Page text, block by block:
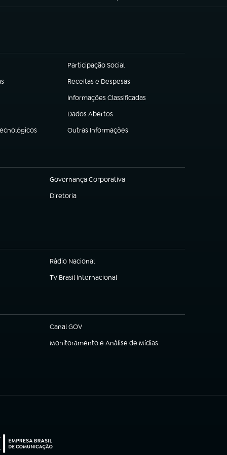
Participação Social
(abre em nova aba)
Receitas e Despesas
(abre em nova aba)
Informações Classificadas
(abre em nova aba)
Dados Abertos
(abre em nova aba)
Outras Informações
(abre em nova aba)
Governança Corporativa
(abre em nova aba)
Diretoria
(abre em nova aba)
Rádio Nacional
TV Brasil Internacional
(abre em nova aba)
Canal GOV
(abre em nova aba)
Monitoramento e Análise de Mídias
(abre em nova aba)